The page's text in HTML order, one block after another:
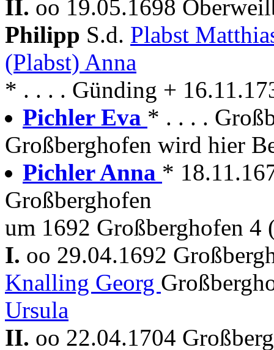
II. oo 19.05.1698
Philipp S.d. Plabst
(Plabst) Anna
* . . . . Günding +
Pichler Eva * . . . .
Großberghofen wird hier
Pichler Anna *
Großberghofen
um 1692 Großberghofen
I. oo 29.04.1692
Knalling Georg
Ursula
II. oo 22.04.1704